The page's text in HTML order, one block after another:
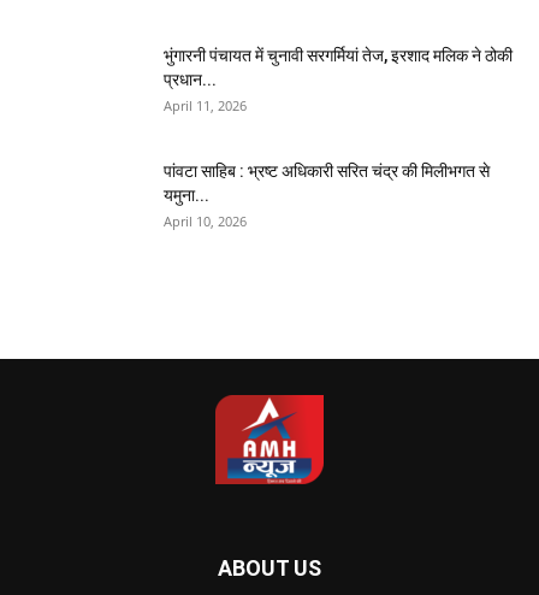
भुंगारनी पंचायत में चुनावी सरगर्मियां तेज, इरशाद मलिक ने ठोकी
प्रधान...
April 11, 2026
पांवटा साहिब : भ्रष्ट अधिकारी सरित चंद्र की मिलीभगत से
यमुना...
April 10, 2026
ABOUT US